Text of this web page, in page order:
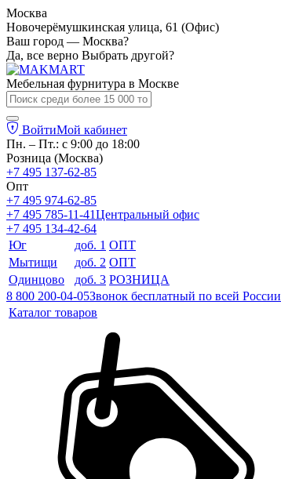
Москва
Новочерёмушкинская улица, 61 (Офис)
Ваш город — Москва?
Да, все верно Выбрать другой?
Мебельная фурнитура в Москве
ВойтиМой кабинет
Пн. – Пт.: с 9:00 до 18:00
Розница (Москва)
+7 495 137-62-85
Опт
+7 495 974-62-85
+7 495 785-11-41Центральный офис
+7 495 134-42-64
Юг
доб. 1 ОПТ
Мытищи
доб. 2 ОПТ
Одинцово
доб. 3 РОЗНИЦА
8 800 200-04-05Звонок бесплатный по всей России
Каталог товаров